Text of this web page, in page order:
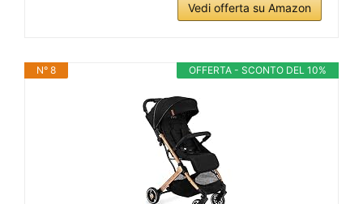
Vedi offerta su Amazon
OFFERTA - SCONTO DEL 10%
N° 8